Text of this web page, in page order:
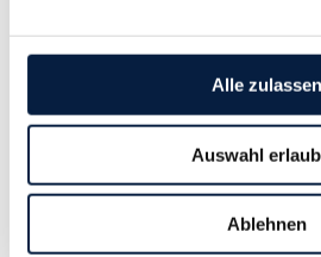
Alle zulassen
Auswahl
Ablehnen
außergewöhnliche Belastungen befasst: Kein Kilometergeld
Außergewöhnliche Belastung für
generelle Gegenrechnung mit